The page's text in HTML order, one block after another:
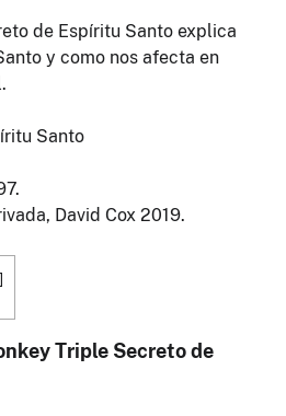
de Espíritu Santo explica
y como nos afecta en
Santo
David Cox 2019.
]
Triple Secreto de